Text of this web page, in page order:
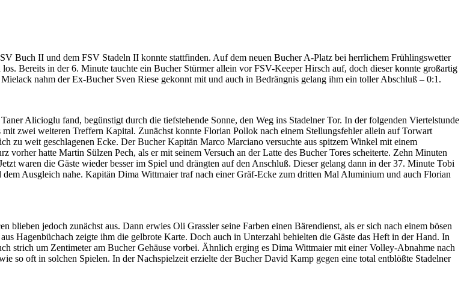
Buch II und dem FSV Stadeln II konnte stattfinden. Auf dem neuen Bucher A-Platz bei herrlichem Frühlingswetter
Bereits in der 6. Minute tauchte ein Bucher Stürmer allein vor FSV-Keeper Hirsch auf, doch dieser konnte großartig
nahm der Ex-Bucher Sven Riese gekonnt mit und auch in Bedrängnis gelang ihm ein toller Abschluß – 0:1.
Alicioglu fand, begünstigt durch die tiefstehende Sonne, den Weg ins Stadelner Tor. In der folgenden Viertelstunde
zwei weiteren Treffern Kapital. Zunächst konnte Florian Pollok nach einem Stellungsfehler allein auf Torwart
zu weit geschlagenen Ecke. Der Bucher Kapitän Marco Marciano versuchte aus spitzem Winkel mit einem
hatte Martin Sülzen Pech, als er mit seinem Versuch an der Latte des Bucher Tores scheiterte. Zehn Minuten
waren die Gäste wieder besser im Spiel und drängten auf den Anschluß. Dieser gelang dann in der 37. Minute Tobi
Ausgleich nahe. Kapitän Dima Wittmaier traf nach einer Gräf-Ecke zum dritten Mal Aluminium und auch Florian
jedoch zunächst aus. Dann erwies Oli Grassler seine Farben einen Bärendienst, als er sich nach einem bösen
Hagenbüchach zeigte ihm die gelbrote Karte. Doch auch in Unterzahl behielten die Gäste das Heft in der Hand. In
strich um Zentimeter am Bucher Gehäuse vorbei. Ähnlich erging es Dima Wittmaier mit einer Volley-Abnahme nach
so oft in solchen Spielen. In der Nachspielzeit erzielte der Bucher David Kamp gegen eine total entblößte Stadelner